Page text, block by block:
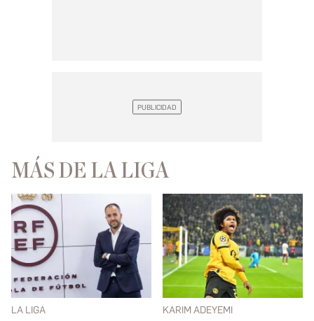
MÁS DE LA LIGA
LA LIGA KARIM ADEYEMI